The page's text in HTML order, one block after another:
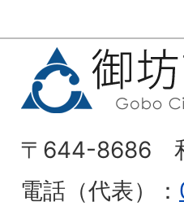
〒644-8686
電話（代表）：